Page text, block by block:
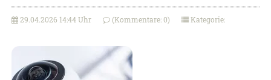
29.04.2026 14:44 Uhr (Kommentare: 0) Kategorie: